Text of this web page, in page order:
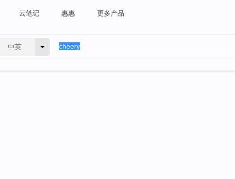
云笔记 惠惠 更多产品
中英